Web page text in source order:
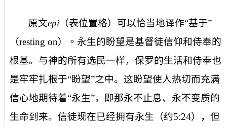
原文epi （表位置格）可以恰当地译作“基于”
（resting on）。 永生的盼望是基督徒信仰和侍奉的
根基。与神的所有选民一样，保罗的生活和侍奉也
是牢牢扎根于“盼望”之中。这盼望使人热切而充满
信心地期待着“永生”，即那永不止息、永不变质的
生命到来。信徒现在已经拥有永生（约5:24），但